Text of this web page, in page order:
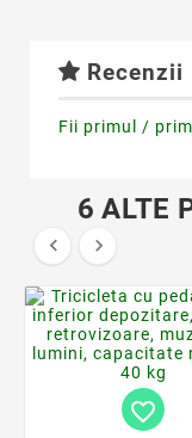
Recenzii
Fii primul /
6 ALTE
 
favorite_border